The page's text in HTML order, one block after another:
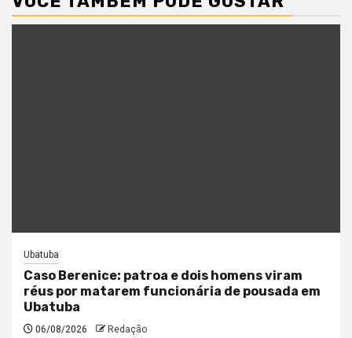
Ubatuba
Caso Berenice: patroa e dois homens viram
réus por matarem funcionária de pousada em
Ubatuba
06/08/2026 Redação